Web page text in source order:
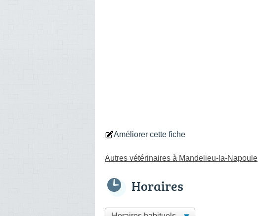
Améliorer cette fiche
Autres vétérinaires à Mandelieu-la-Napoule
Horaires